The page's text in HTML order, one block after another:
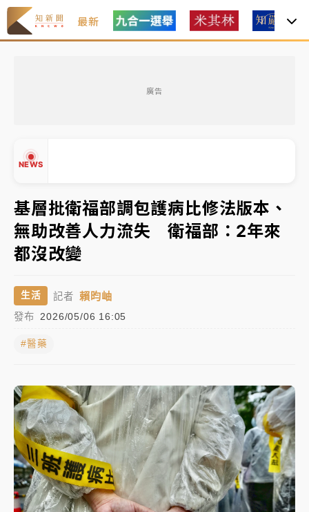
最新
廣告
NEWS
有片｜
連根拔起
中颱白海豚風雨來了！中部以北防豪雨 今晚、明天影
響最劇烈
白海豚逼近！北市水門只出不進 未移置車輛最高罰
4800＋拖吊費
油價持續凍漲！ 中油宣布下周一汽柴油價格維持不變
路鷹架倒塌壓2車
連根拔起
中颱白海豚風雨來了！中部以北防豪雨 今晚、明天影
響最劇烈
白海豚逼近！北市水門只出不進 未移置車輛最高罰
4800＋拖吊費
▲
▼
基層批衛福部調包護病比修法版本、
無助改善人力流失 衛福部：2年來
都沒改變
生活 記者 賴昀岫
發布 2026/05/06 16:05
#醫藥